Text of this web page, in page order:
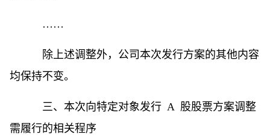
……
除上述调整外，公司本次发行方案的其他内容
均保持不变。
三、本次向特定对象发行 A 股股票方案调整
需履行的相关程序